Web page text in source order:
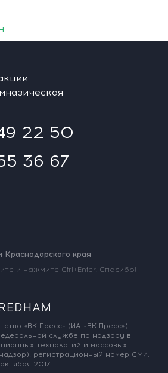
22 50
36 67
Краснодарского края
и нажмите Ctrl+Enter. Спасибо!
«ВК Пресс» (ИА «ВК Пресс»)
службе по надзору в
технологий и массовых
регистрационный номер СМИ:
2017 г.